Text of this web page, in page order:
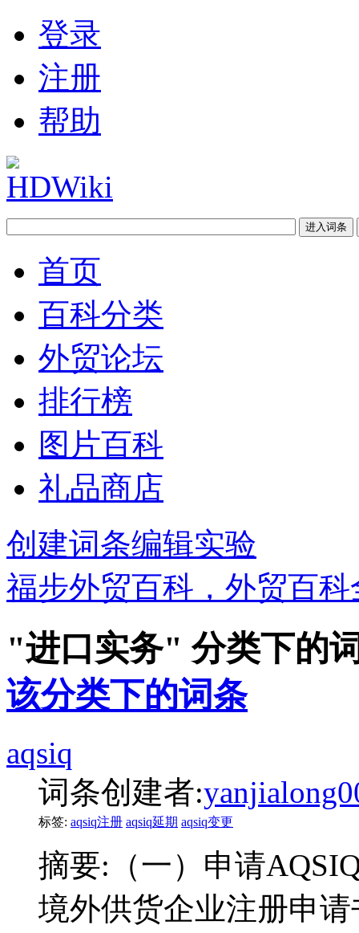
登录
注册
帮助
首页
百科分类
外贸论坛
排行榜
图片百科
礼品商店
创建词条编辑实验
福步外贸百科，外贸百科
"进口实务" 分类下的
该分类下的词条
aqsiq
词条创建者:
标签: aqsiq注册 aqsiq延期 aqsiq变更
摘要: （一）申请
境外供货企业注册申